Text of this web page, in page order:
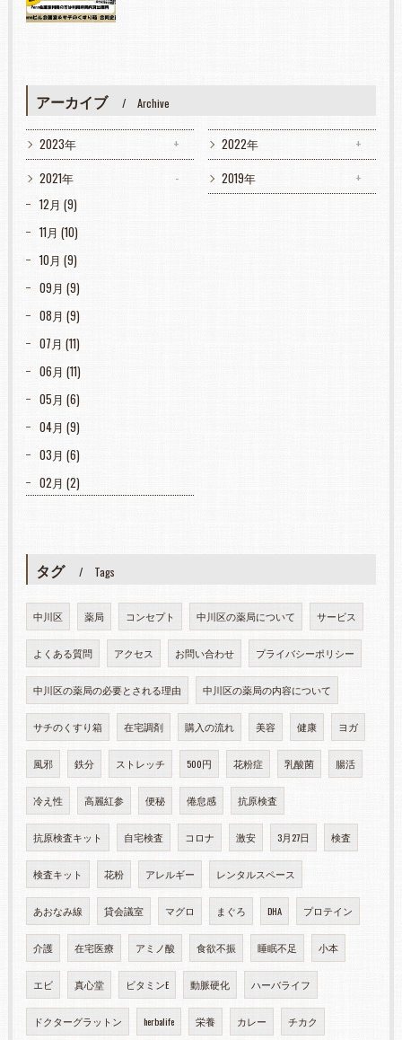
アーカイブ Archive
2023年
2022年
2021年
12月 (9)
11月 (10)
10月 (9)
09月 (9)
08月 (9)
07月 (11)
06月 (11)
05月 (6)
04月 (9)
03月 (6)
02月 (2)
2019年
タグ Tags
中川区 薬局 コンセプト 中川区の薬局について サービス
よくある質問 アクセス お問い合わせ プライバシーポリシー
中川区の薬局の必要とされる理由 中川区の薬局の内容について
サチのくすり箱 在宅調剤 購入の流れ 美容 健康 ヨガ
風邪 鉄分 ストレッチ 500円 花粉症 乳酸菌 腸活
冷え性 高麗紅参 便秘 倦怠感 抗原検査
抗原検査キット 自宅検査 コロナ 激安 3月27日 検査
検査キット 花粉 アレルギー レンタルスペース
あおなみ線 貸会議室 マグロ まぐろ DHA プロテイン
介護 在宅医療 アミノ酸 食欲不振 睡眠不足 小本
エビ 真心堂 ビタミンE 動脈硬化 ハーバライフ
ドクターグラットン herbalife 栄養 カレー チカク